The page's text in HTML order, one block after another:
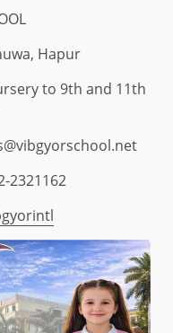
Hapur
to 9th and 11th
2321162